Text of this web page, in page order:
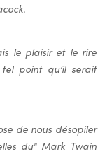
le plaisir et le rire
point qu’il serait
de nous désopiler
du" Mark Twain